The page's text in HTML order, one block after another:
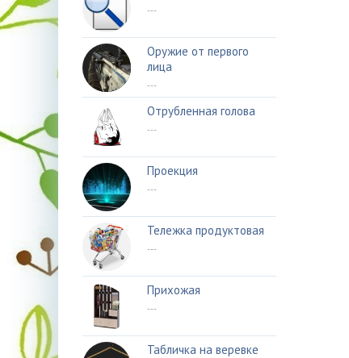
---
Оружие от первого
лица
---
Отрубленная голова
---
Проекция
---
Тележка продуктовая
---
Прихожая
---
Табличка на веревке